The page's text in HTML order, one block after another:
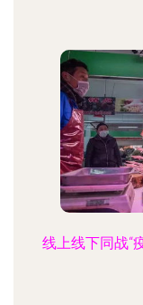
线上线下同战“